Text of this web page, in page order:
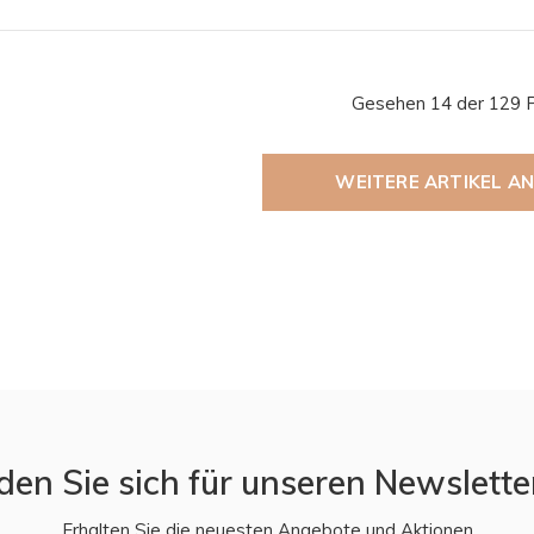
Gesehen 14 der 129
WEITERE ARTIKEL
Sie sich für unseren
Erhalten Sie die neuesten Angebote und Aktionen